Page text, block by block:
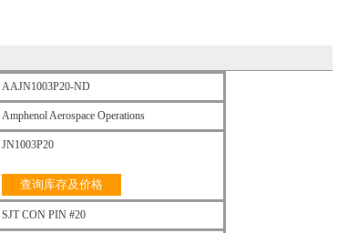
AAJN1003P20-ND
Amphenol Aerospace Operations
JN1003P20
查询库存及价格
SJT CON PIN #20